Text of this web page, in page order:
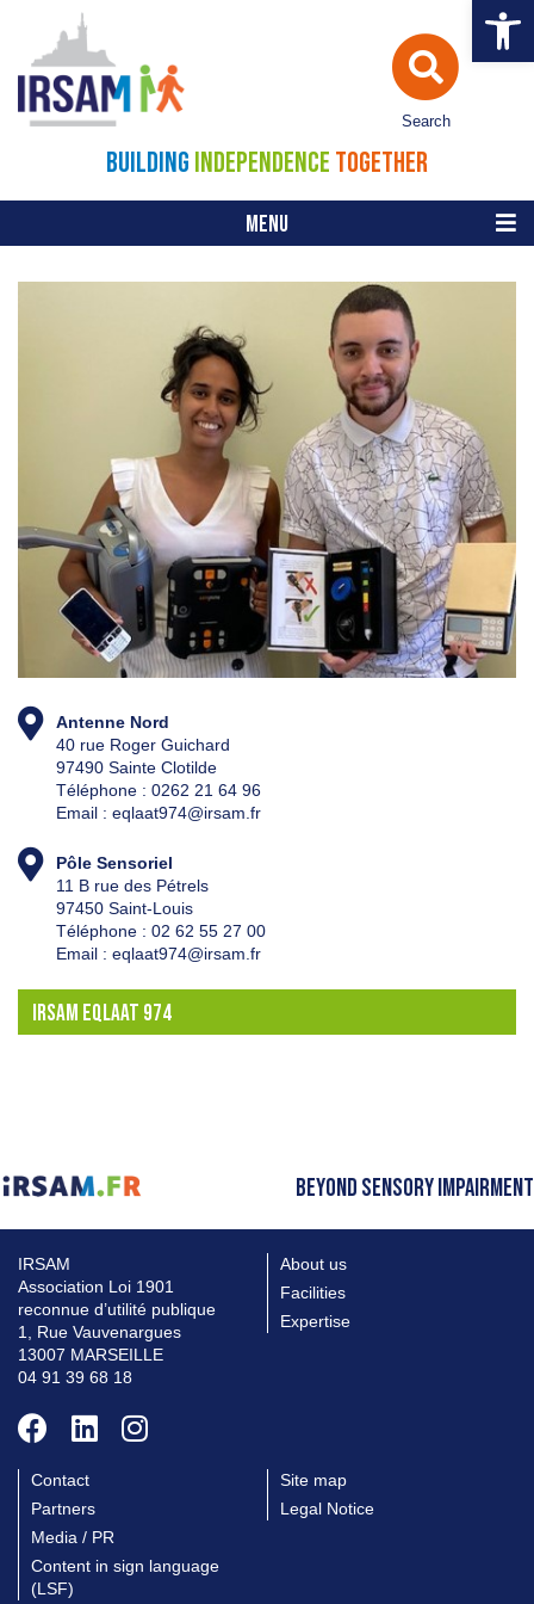
Search
BUILDING INDEPENDENCE TOGETHER
MENU
Antenne Nord
40 rue Roger Guichard
97490 Sainte Clotilde
Téléphone : 0262 21 64 96
Email : eqlaat974@irsam.fr
Pôle Sensoriel
11 B rue des Pétrels
97450 Saint-Louis
Téléphone : 02 62 55 27 00
Email : eqlaat974@irsam.fr
IRSAM EQLAAT 974
BEYOND SENSORY IMPAIRMENT
IRSAM
Association Loi 1901
reconnue d’utilité publique
1, Rue Vauvenargues
13007 MARSEILLE
04 91 39 68 18
About us
Facilities
Expertise
Contact
Partners
Media / PR
Content in sign language
(LSF)
Site map
Legal Notice